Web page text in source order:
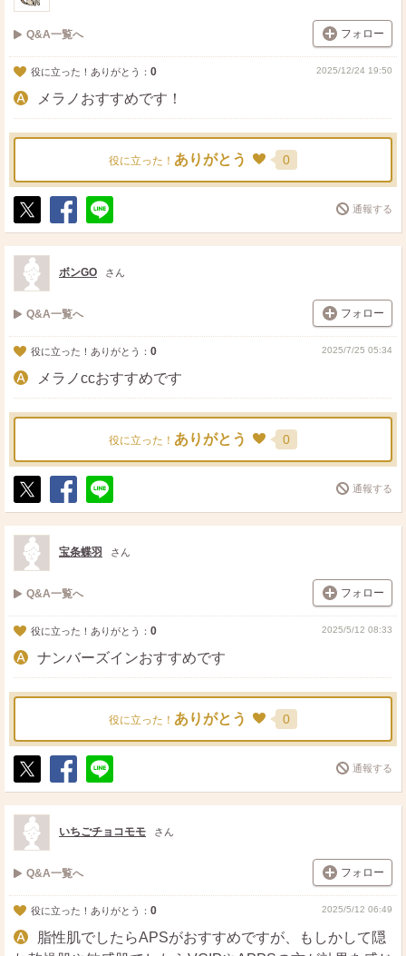
Q&A一覧へ フォロー
役に立った！ありがとう： 0 2025/12/24 19:50
メラノおすすめです！
役に立った！ ありがとう 0
ポ
ス
ト
シ
ェ
送
る
通報する
ボンGO さん
Q&A一覧へ フォロー
役に立った！ありがとう： 0 2025/7/25 05:34
メラノccおすすめです
役に立った！ ありがとう 0
ポ
ス
ト
シ
ェ
送
る
通報する
宝条蝶羽 さん
Q&A一覧へ フォロー
役に立った！ありがとう： 0 2025/5/12 08:33
ナンバーズインおすすめです
役に立った！ ありがとう 0
ポ
ス
ト
シ
ェ
送
る
通報する
いちごチョコモモ さん
Q&A一覧へ フォロー
役に立った！ありがとう： 0 2025/5/12 06:49
脂性肌でしたらAPSがおすすめですが、もしかして隠